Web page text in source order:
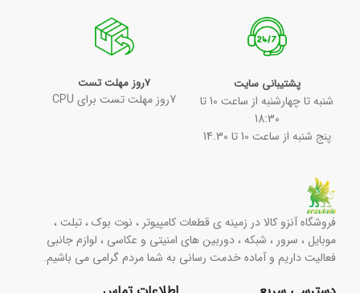
پشتیبانی سایت
شنبه تا چهارشنبه از ساعت 10 تا
18:30
پنج شنبه از ساعت 10 تا 14.30
7روز مهلت تست
7روز مهلت تست برای CPU
فروشگاه آنزو کالا در زمینه ی قطعات کامپیوتر ، نوت بوک ، تبلت ،
موبایل ، سرور ، شبکه ، دوربین های امنیتی و عکاسی ، لوازم جانبی
فعالیت داریم و آماده خدمت رسانی به شما مردم گرامی می باشیم.